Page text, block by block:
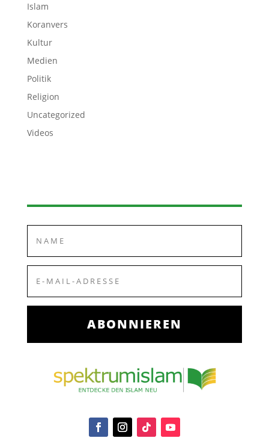
Islam
Koranvers
Kultur
Medien
Politik
Religion
Uncategorized
Videos
ABONNIEREN